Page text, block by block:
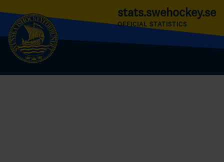
stats.swehockey.se
OFFICIAL STATISTICS